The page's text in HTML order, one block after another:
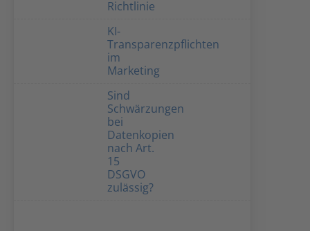
Richtlinie
KI-
Transparenzpflichten
im
Marketing
Sind
Schwärzungen
bei
Datenkopien
nach Art.
15
DSGVO
zulässig?